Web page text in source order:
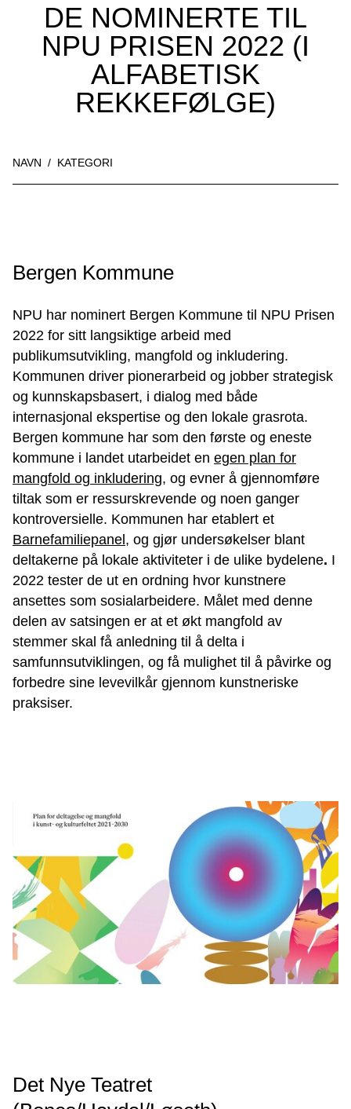
DE NOMINERTE TIL
NPU PRISEN 2022 (I
ALFABETISK
REKKEFØLGE)
NAVN / KATEGORI
Bergen Kommune
NPU har nominert Bergen Kommune til NPU Prisen
2022 for sitt langsiktige arbeid med
publikumsutvikling, mangfold og inkludering.
Kommunen driver pionerarbeid og jobber strategisk
og kunnskapsbasert, i dialog med både
internasjonal ekspertise og den lokale grasrota.
Bergen kommune har som den første og eneste
kommune i landet utarbeidet en egen plan for
mangfold og inkludering, og evner å gjennomføre
tiltak som er ressurskrevende og noen ganger
kontroversielle. Kommunen har etablert et
Barnefamiliepanel, og gjør undersøkelser blant
deltakerne på lokale aktiviteter i de ulike bydelene. I
2022 tester de ut en ordning hvor kunstnere
ansettes som sosialarbeidere. Målet med denne
delen av satsingen er at et økt mangfold av
stemmer skal få anledning til å delta i
samfunnsutviklingen, og få mulighet til å påvirke og
forbedre sine levevilkår gjennom kunstneriske
praksiser.
Det Nye Teatret